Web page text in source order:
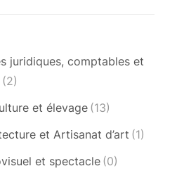
juridiques, comptables et
(2)
et élevage (13)
et Artisanat d’art (1)
et spectacle (0)